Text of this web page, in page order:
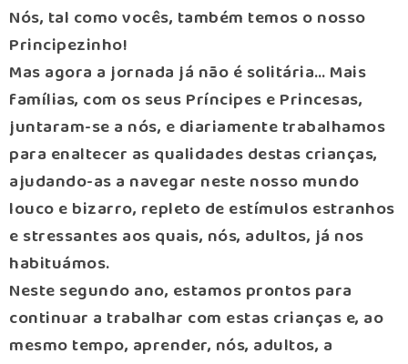
Nós, tal como vocês, também temos o nosso
Principezinho!
Mas agora a jornada já não é solitária… Mais
famílias, com os seus Príncipes e Princesas,
juntaram-se a nós, e diariamente trabalhamos
para enaltecer as qualidades destas crianças,
ajudando-as a navegar neste nosso mundo
louco e bizarro, repleto de estímulos estranhos
e stressantes aos quais, nós, adultos, já nos
habituámos.
Neste segundo ano, estamos prontos para
continuar a trabalhar com estas crianças e, ao
mesmo tempo, aprender, nós, adultos, a